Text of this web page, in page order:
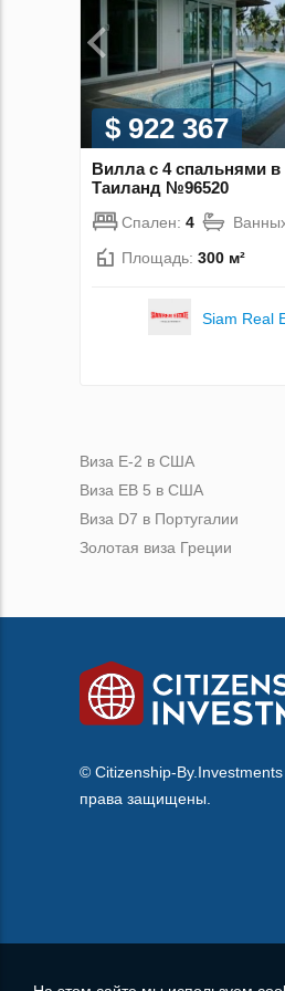
$ 922 367
Вилла с 4 спальнями в
Таиланд №96520
Спален: 4
Площадь: 300 м²
Siam Real
Виза Е-2 в США
Виза ЕВ 5 в США
Виза D7 в Португалии
Золотая виза Греции
© Citizenship-
права защищены.